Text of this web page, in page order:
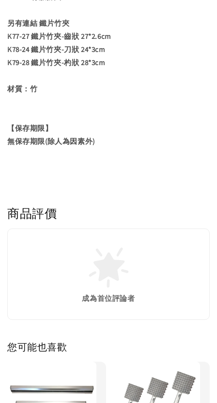
另有連結 鐵片竹夾
K77-27 鐵片竹夾-齒狀 27*2.6cm
K78-24 鐵片竹夾-刀狀 24*3cm
K79-28 鐵片竹夾-杓狀 28*3cm
材質：竹
【保存期限】
無保存期限(除人為因素外)
商品評價
成為首位評論者
您可能也喜歡